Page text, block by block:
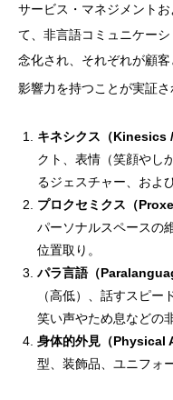
サービス・マネジメント
て、非言語コミュニケー
念化され、それぞれが顧
影響力を持つことが実証さ
キネシクス（Kinesics /
クト、表情（笑顔やし
るジェスチャー、およ
プロクセミクス（
パーソナルスペースの
位置取り。
パラ言語（
（高低）、話すスピー
笑い声やため息などの
身体的外見（Physical
型、装飾品、ユニフォ